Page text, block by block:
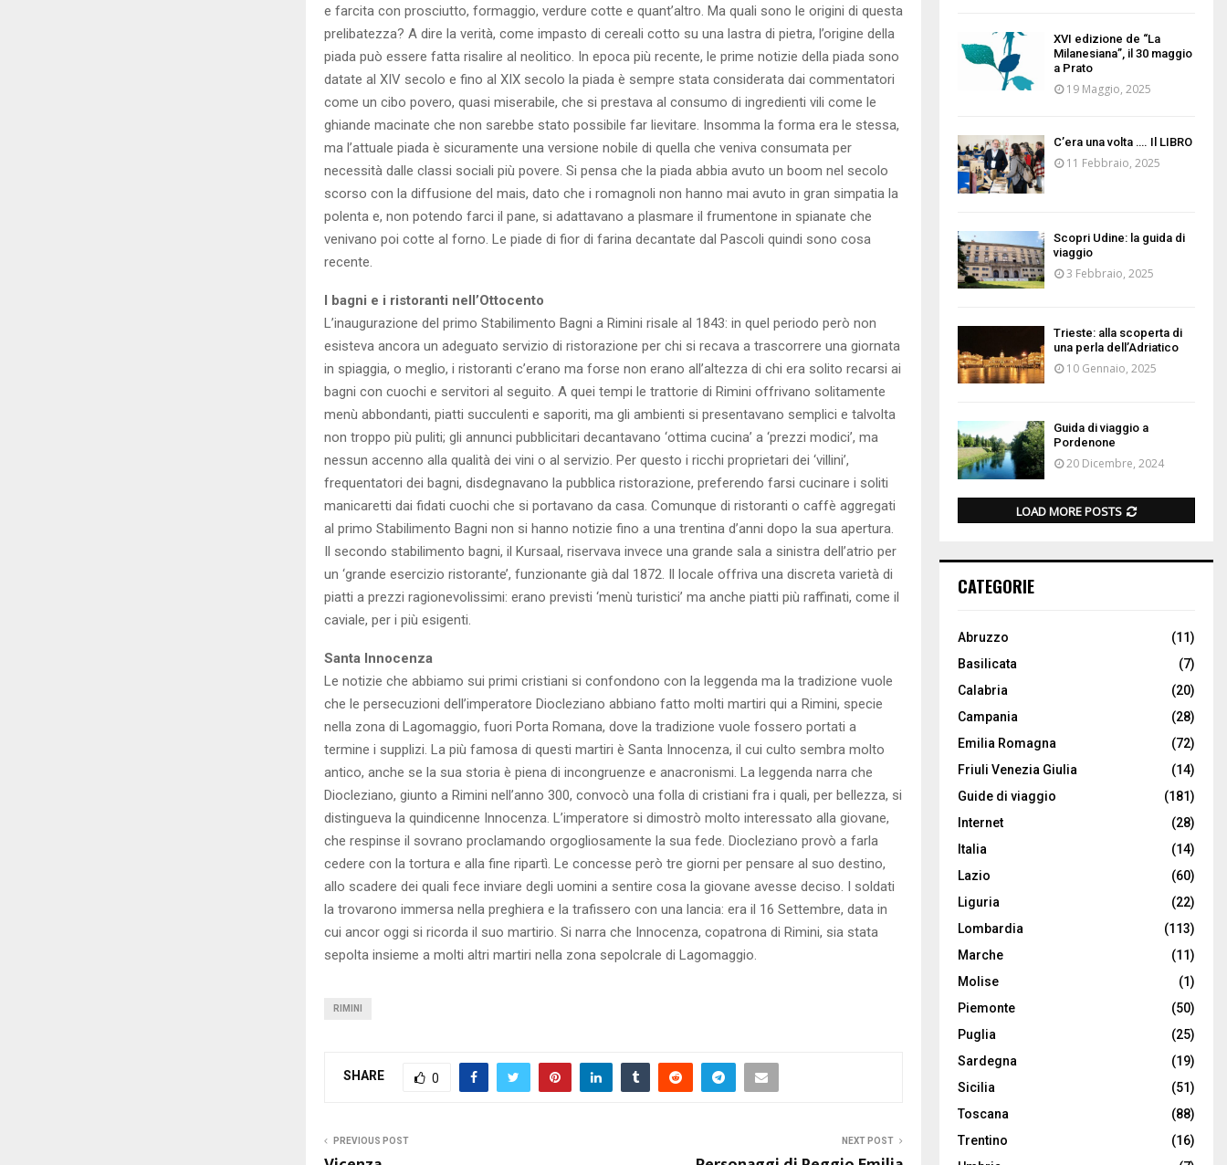
e farcita con prosciutto, formaggio, verdure cotte e quant’altro. Ma quali sono le origini di questa
prelibatezza? A dire la verità, come impasto di cereali cotto su una lastra di pietra, l’origine della
piada può essere fatta risalire al neolitico. In epoca più recente, le prime notizie della piada sono
datate al XIV secolo e fino al XIX secolo la piada è sempre stata considerata dai commentatori
come un cibo povero, quasi miserabile, che si prestava al consumo di ingredienti vili come le
ghiande macinate che non sarebbe stato possibile far lievitare. Insomma la forma era le stessa,
ma l’attuale piada è sicuramente una versione nobile di quella che veniva consumata per
necessità dalle classi sociali più povere. Si pensa che la piada abbia avuto un boom nel secolo
scorso con la diffusione del mais, dato che i romagnoli non hanno mai avuto in gran simpatia la
polenta e, non potendo farci il pane, si adattavano a plasmare il frumentone in spianate che
venivano poi cotte al forno. Le piade di fior di farina decantate dal Pascoli quindi sono cosa
recente.
I bagni e i ristoranti nell’Ottocento
L’inaugurazione del primo Stabilimento Bagni a Rimini risale al 1843: in quel periodo però non
esisteva ancora un adeguato servizio di ristorazione per chi si recava a trascorrere una giornata
in spiaggia, o meglio, i ristoranti c’erano ma forse non erano all’altezza di chi era solito recarsi ai
bagni con cuochi e servitori al seguito. A quei tempi le trattorie di Rimini offrivano solitamente
menù abbondanti, piatti succulenti e saporiti, ma gli ambienti si presentavano semplici e talvolta
non troppo più puliti; gli annunci pubblicitari decantavano ‘ottima cucina’ a ‘prezzi modici’, ma
nessun accenno alla qualità dei vini o al servizio. Per questo i ricchi proprietari dei ‘villini’,
frequentatori dei bagni, disdegnavano la pubblica ristorazione, preferendo farsi cucinare i soliti
manicaretti dai fidati cuochi che si portavano da casa. Comunque di ristoranti o caffè aggregati
al primo Stabilimento Bagni non si hanno notizie fino a una trentina d’anni dopo la sua apertura.
Il secondo stabilimento bagni, il Kursaal, riservava invece una grande sala a sinistra dell’atrio per
un ‘grande esercizio ristorante’, funzionante già dal 1872. Il locale offriva una discreta varietà di
piatti a prezzi ragionevolissimi: erano previsti ‘menù turistici’ ma anche piatti più raffinati, come il
caviale, per i più esigenti.
Santa Innocenza
Le notizie che abbiamo sui primi cristiani si confondono con la leggenda ma la tradizione vuole
che le persecuzioni dell’imperatore Diocleziano abbiano fatto molti martiri qui a Rimini, specie
nella zona di Lagomaggio, fuori Porta Romana, dove la tradizione vuole fossero portati a
termine i supplizi. La più famosa di questi martiri è Santa Innocenza, il cui culto sembra molto
antico, anche se la sua storia è piena di incongruenze e anacronismi. La leggenda narra che
Diocleziano, giunto a Rimini nell’anno 300, convocò una folla di cristiani fra i quali, per bellezza, si
distingueva la quindicenne Innocenza. L’imperatore si dimostrò molto interessato alla giovane,
che respinse il sovrano proclamando orgogliosamente la sua fede. Diocleziano provò a farla
cedere con la tortura e alla fine ripartì. Le concesse però tre giorni per pensare al suo destino,
allo scadere dei quali fece inviare degli uomini a sentire cosa la giovane avesse deciso. I soldati
la trovarono immersa nella preghiera e la trafissero con una lancia: era il 16 Settembre, data in
cui ancor oggi si ricorda il suo martirio. Si narra che Innocenza, copatrona di Rimini, sia stata
sepolta insieme a molti altri martiri nella zona sepolcrale di Lagomaggio.
RIMINI
SHARE 0
PREVIOUS POST NEXT POST
XVI edizione de “La
Milanesiana”, il 30 maggio
a Prato
19 Maggio, 2025
C’era una volta …. Il LIBRO
11 Febbraio, 2025
Scopri Udine: la guida di
viaggio
3 Febbraio, 2025
Trieste: alla scoperta di
una perla dell’Adriatico
10 Gennaio, 2025
Guida di viaggio a
Pordenone
20 Dicembre, 2024
LOAD MORE POSTS
CATEGORIE
Abruzzo
(11)
Basilicata
(7)
Calabria
(20)
Campania
(28)
Emilia Romagna
(72)
Friuli Venezia Giulia
(14)
Guide di viaggio
(181)
Internet
(28)
Italia
(14)
Lazio
(60)
Liguria
(22)
Lombardia
(113)
Marche
(11)
Molise
(1)
Piemonte
(50)
Puglia
(25)
Sardegna
(19)
Sicilia
(51)
Toscana
(88)
Trentino
(16)